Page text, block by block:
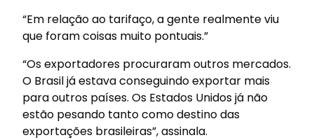
“Em relação ao tarifaço, a gente realmente viu
que foram coisas muito pontuais.”
“Os exportadores procuraram outros mercados.
O Brasil já estava conseguindo exportar mais
para outros países. Os Estados Unidos já não
estão pesando tanto como destino das
exportações brasileiras”, assinala.